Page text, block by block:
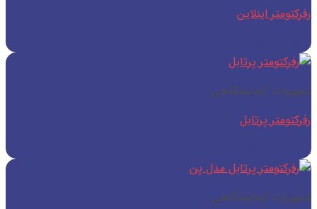
رفرکتومتر اینلاین
اطلاعات بیشتر
تجهیزات آزمایشگاهی
رفرکتومتر پرتابل
اطلاعات بیشتر
تجهیزات آزمایشگاهی